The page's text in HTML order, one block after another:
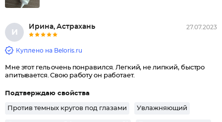
И
Ирина, Астрахань 27.07.2023
Куплено на Beloris.ru
Мне этот гель очень понравился. Легкий, не липкий, быстро
апитывается. Свою работу он работает.
Подтверждаю свойства
Против темных кругов под глазами Увлажняющий